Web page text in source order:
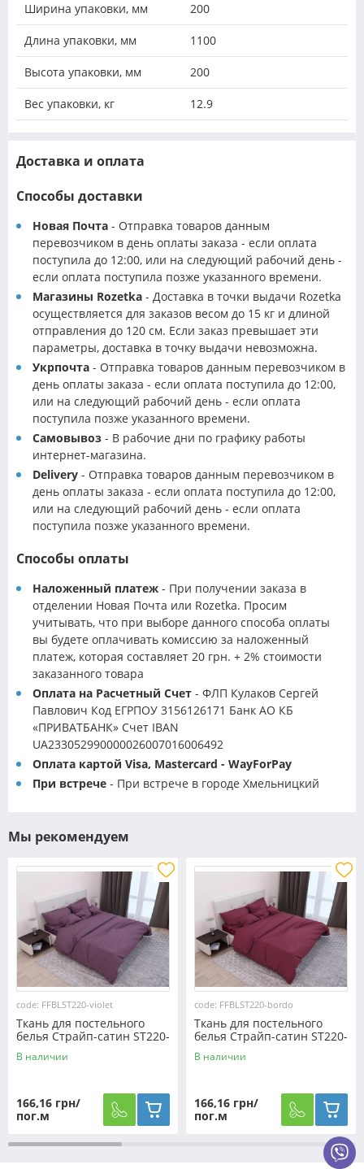
Ширина упаковки, мм 200
Длина упаковки, мм 1100
Высота упаковки, мм 200
Вес упаковки, кг 12.9
Доставка и оплата
Способы доставки
Новая Почта - Отправка товаров данным
перевозчиком в день оплаты заказа - если оплата
поступила до 12:00, или на следующий рабочий день -
если оплата поступила позже указанного времени.
Магазины Rozetka - Доставка в точки выдачи Rozetka
осуществляется для заказов весом до 15 кг и длиной
отправления до 120 см. Если заказ превышает эти
параметры, доставка в точку выдачи невозможна.
Укрпочта - Отправка товаров данным перевозчиком в
день оплаты заказа - если оплата поступила до 12:00,
или на следующий рабочий день - если оплата
поступила позже указанного времени.
Самовывоз - В рабочие дни по графику работы
интернет-магазина.
Delivery - Отправка товаров данным перевозчиком в
день оплаты заказа - если оплата поступила до 12:00,
или на следующий рабочий день - если оплата
поступила позже указанного времени.
Способы оплаты
Наложенный платеж - При получении заказа в
отделении Новая Почта или Rozetka. Просим
учитывать, что при выборе данного способа оплаты
вы будете оплачивать комиссию за наложенный
платеж, которая составляет 20 грн. + 2% стоимости
заказанного товара
Оплата на Расчетный Счет - ФЛП Кулаков Сергей
Павлович Код ЕГРПОУ 3156126171 Банк АО КБ
«ПРИВАТБАНК» Счет IBAN
UA233052990000026007016006492
Оплата картой Visa, Mastercard - WayForPay
При встрече - При встрече в городе Хмельницкий
Мы рекомендуем
code: FFBLST220-violet
Ткань для постельного
белья Страйп-сатин ST220-
violet (60м)
В наличии
166,16 грн/
пог.м
code: FFBLST220-bordo
Ткань для постельного
белья Страйп-сатин ST220-
bordo (60м)
В наличии
166,16 грн/
пог.м